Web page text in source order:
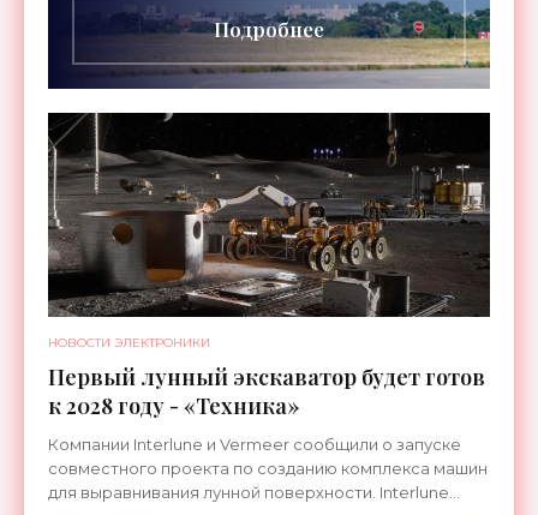
Подробнее
НОВОСТИ ЭЛЕКТРОНИКИ
Первый лунный экскаватор будет готов
к 2028 году - «Техника»
Компании Interlune и Vermeer сообщили о запуске
совместного проекта по созданию комплекса машин
для выравнивания лунной поверхности. Interlune